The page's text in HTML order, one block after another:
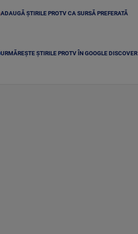
ADAUGĂ ȘTIRILE PROTV CA SURSĂ PREFERATĂ
URMĂREȘTE ȘTIRILE PROTV ÎN GOOGLE DISCOVER